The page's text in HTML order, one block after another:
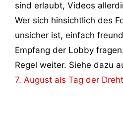
sind erlaubt, Videos
Wer sich hinsichtlich des
unsicher ist, einfach
Empfang der Lobby
Regel weiter. Siehe dazu
7. August als Tag der